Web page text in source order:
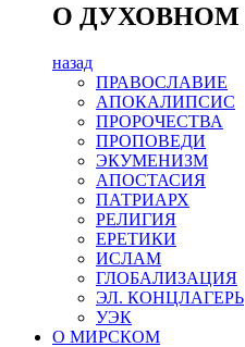
О ДУХОВНОМ
назад
ПРАВОСЛАВИЕ
АПОКАЛИПСИС
ПРОРОЧЕСТВА
ПРОПОВЕДИ
ЭКУМЕНИЗМ
АПОСТАСИЯ
ПАТРИАРХ
РЕЛИГИЯ
ЕРЕТИКИ
ИСЛАМ
ГЛОБАЛИЗАЦИЯ
ЭЛ. КОНЦЛАГЕРЬ
УЭК
О МИРСКОМ